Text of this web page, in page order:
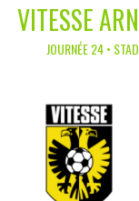
VITESSE
JOURNÉE 24 •